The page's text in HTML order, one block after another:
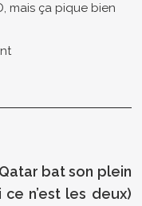
mais ça pique bien
bat son plein
n’est les deux)